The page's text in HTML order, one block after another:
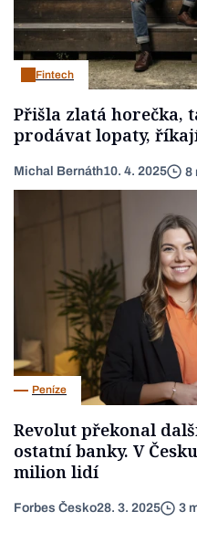
Fintech
Přišla zlatá horečka,
prodávat lopaty,
Michal Bernáth10. 4. 2025 8
Peníze
Revolut překonal
ostatní banky. V
milion lidí
Forbes Česko28. 3. 2025 3